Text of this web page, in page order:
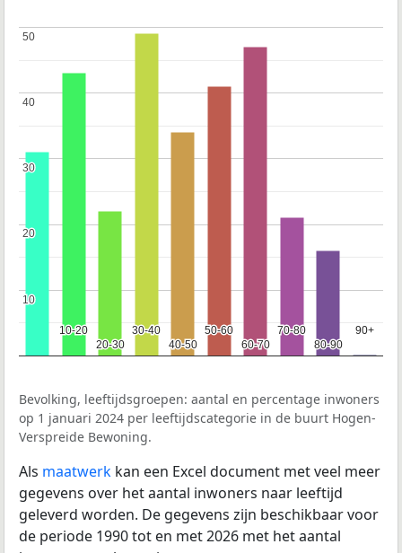
10-20
10-20
20-30
20-30
30-40
30-40
40-50
40-50
50-60
50-60
60-70
60-70
70-80
70-80
80-90
80-90
90+
90+
10
10
20
20
30
30
40
40
50
50
Bevolking, leeftijdsgroepen: aantal en percentage inwoners
op 1 januari 2024 per leeftijdscategorie in de buurt Hogen-
Verspreide Bewoning.
Als maatwerk kan een Excel document met veel meer
gegevens over het aantal inwoners naar leeftijd
geleverd worden. De gegevens zijn beschikbaar voor
de periode 1990 tot en met 2026 met het aantal